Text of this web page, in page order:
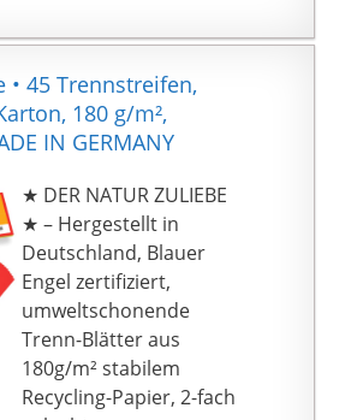
★ IDEALES FORMAT ★ –
240 x 105 mm je
Trenner-Lasche (quer),
perfektes Maß zur
Ordnung von
Dokumenten mit
individueller Heft-
Streifen-Beschriftung
für Ordner bis DIN-A4
Format
★ PERFEKTE ÜBERSICHT
★ – effektives System
zur Unterteilung und
• 45 Trennstreifen,
180 g/m²,
IN GERMANY
★ DER NATUR ZULIEBE
★ – Hergestellt in
Deutschland, Blauer
Engel zertifiziert,
umweltschonende
Trenn-Blätter aus
180g/m² stabilem
Recycling-Papier, 2-fach